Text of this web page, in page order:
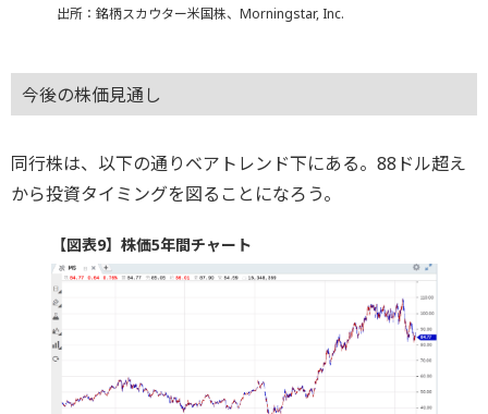
出所：銘柄スカウター米国株、Morningstar, Inc.
今後の株価見通し
同行株は、以下の通りベアトレンド下にある。88ドル超え
から投資タイミングを図ることになろう。
【図表9】株価5年間チャート